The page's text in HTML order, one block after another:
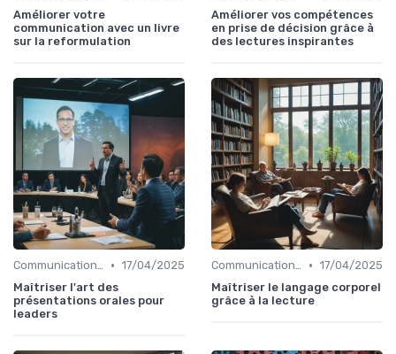
Améliorer votre
communication avec un livre
sur la reformulation
Améliorer vos compétences
en prise de décision grâce à
des lectures inspirantes
Communication efficace • 17/04/2025
Maîtriser l'art des
présentations orales pour
leaders
Communication efficace • 17/04/2025
Maîtriser le langage corporel
grâce à la lecture